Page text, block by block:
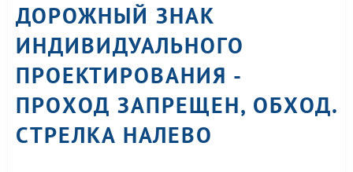
ДОРОЖНЫЙ ЗНАК
ИНДИВИДУАЛЬНОГО
ПРОЕКТИРОВАНИЯ -
ПРОХОД ЗАПРЕЩЕН, ОБХОД.
СТРЕЛКА НАЛЕВО